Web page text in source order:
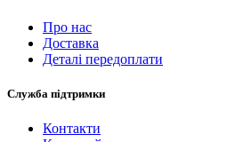
Про нас
Доставка
Деталі передоплати
Служба підтримки
Контакти